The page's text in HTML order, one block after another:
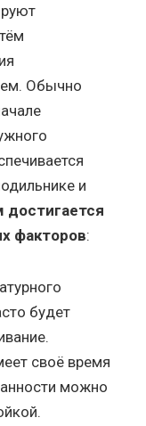
Обычно
и
достигается
факторов:
будет
своё время
можно